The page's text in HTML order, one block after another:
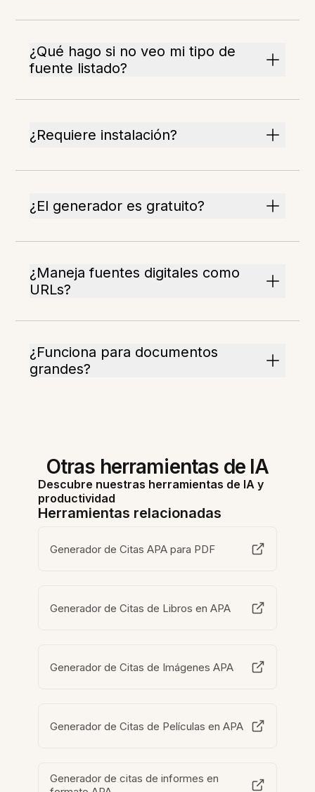
¿Qué hago si no veo mi tipo de
fuente listado?
¿Requiere instalación?
¿El generador es gratuito?
¿Maneja fuentes digitales como
URLs?
¿Funciona para documentos
grandes?
Otras herramientas de IA
Descubre nuestras herramientas de IA y
productividad
Herramientas relacionadas
Generador de Citas APA para PDF
Generador de Citas de Libros en APA
Generador de Citas de Imágenes APA
Generador de Citas de Películas en APA
Generador de citas de informes en